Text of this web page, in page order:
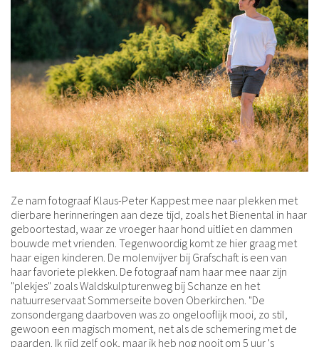
Ze nam fotograaf Klaus-Peter Kappest mee naar plekken met
dierbare herinneringen aan deze tijd, zoals het Bienental in haar
geboortestad, waar ze vroeger haar hond uitliet en dammen
bouwde met vrienden. Tegenwoordig komt ze hier graag met
haar eigen kinderen. De molenvijver bij Grafschaft is een van
haar favoriete plekken. De fotograaf nam haar mee naar zijn
"plekjes" zoals Waldskulpturenweg bij Schanze en het
natuurreservaat Sommerseite boven Oberkirchen. "De
zonsondergang daarboven was zo ongelooflijk mooi, zo stil,
gewoon een magisch moment, net als de schemering met de
paarden. Ik rijd zelf ook, maar ik heb nog nooit om 5 uur 's